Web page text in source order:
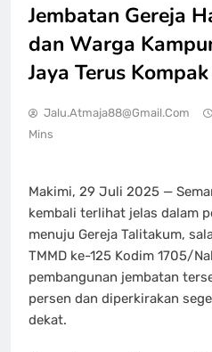
Jembatan Gereja
dan Warga
Jaya Terus
Jalu.atmaja88@gmail.com
Mins
Makimi, 29 Juli 2025 —
kembali terlihat jelas dalam
menuju Gereja Talitakum,
TMMD ke-125 Kodim 1705/
pembangunan jembatan
persen dan diperkirakan
dekat.